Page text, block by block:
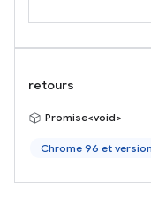
retours
Promise<void>
Chrome 96 et